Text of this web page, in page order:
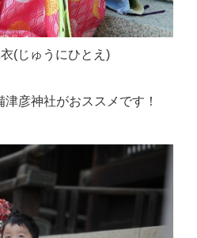
(じゅうにひとえ)
彦神社がおススメです！